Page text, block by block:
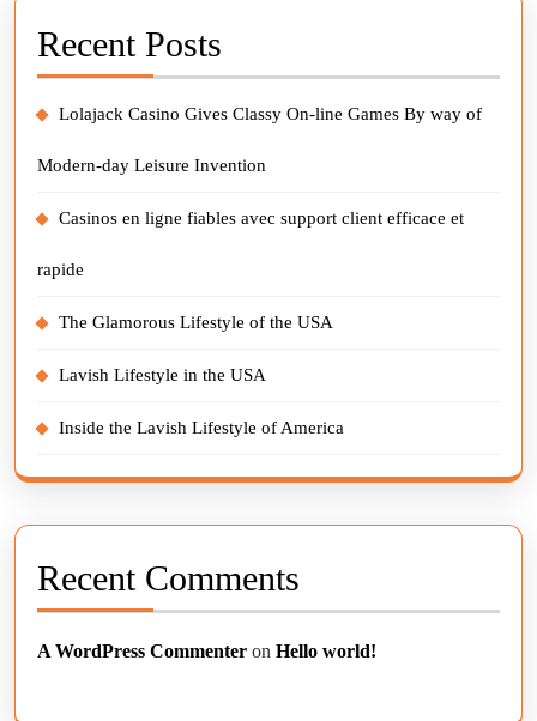
Recent Posts
Lolajack Casino Gives Classy On-line Games By way of
Modern-day Leisure Invention
Casinos en ligne fiables avec support client efficace et
rapide
The Glamorous Lifestyle of the USA
Lavish Lifestyle in the USA
Inside the Lavish Lifestyle of America
Recent Comments
A WordPress Commenter on Hello world!